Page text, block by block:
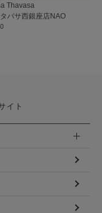
Thavasa
バサ西銀座店NAO
イト